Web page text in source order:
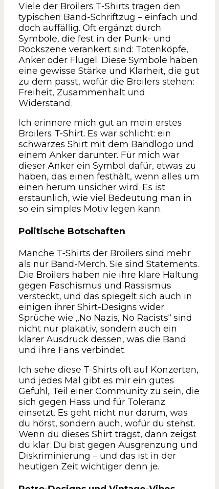
Viele der Broilers T-Shirts tragen den
typischen Band-Schriftzug – einfach und
doch auffällig. Oft ergänzt durch
Symbole, die fest in der Punk- und
Rockszene verankert sind: Totenköpfe,
Anker oder Flügel. Diese Symbole haben
eine gewisse Stärke und Klarheit, die gut
zu dem passt, wofür die Broilers stehen:
Freiheit, Zusammenhalt und
Widerstand.
Ich erinnere mich gut an mein erstes
Broilers T-Shirt. Es war schlicht: ein
schwarzes Shirt mit dem Bandlogo und
einem Anker darunter. Für mich war
dieser Anker ein Symbol dafür, etwas zu
haben, das einen festhält, wenn alles um
einen herum unsicher wird. Es ist
erstaunlich, wie viel Bedeutung man in
so ein simples Motiv legen kann.
Politische Botschaften
Manche T-Shirts der Broilers sind mehr
als nur Band-Merch. Sie sind Statements.
Die Broilers haben nie ihre klare Haltung
gegen Faschismus und Rassismus
versteckt, und das spiegelt sich auch in
einigen ihrer Shirt-Designs wider.
Sprüche wie „No Nazis, No Racists“ sind
nicht nur plakativ, sondern auch ein
klarer Ausdruck dessen, was die Band
und ihre Fans verbindet.
Ich sehe diese T-Shirts oft auf Konzerten,
und jedes Mal gibt es mir ein gutes
Gefühl, Teil einer Community zu sein, die
sich gegen Hass und für Toleranz
einsetzt. Es geht nicht nur darum, was
du hörst, sondern auch, wofür du stehst.
Wenn du dieses Shirt trägst, dann zeigst
du klar: Du bist gegen Ausgrenzung und
Diskriminierung – und das ist in der
heutigen Zeit wichtiger denn je.